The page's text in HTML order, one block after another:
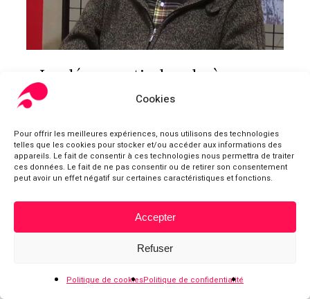
Cookies
Pour offrir les meilleures expériences, nous utilisons des technologies
telles que les cookies pour stocker et/ou accéder aux informations des
appareils. Le fait de consentir à ces technologies nous permettra de traiter
ces données. Le fait de ne pas consentir ou de retirer son consentement
peut avoir un effet négatif sur certaines caractéristiques et fonctions.
Accepter
Refuser
Politique de cookiesPolitique de confidentialité
La démocratie locale à
l’épreuve des évolutions
Initiatives,Invitation - Séminaire,Séminaire
Séance du 16 octobre 2019 avec Georges
Gontcharoff. Animation: Gustave Massiah.